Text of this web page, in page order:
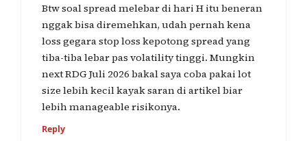
Btw soal spread melebar di hari H itu beneran
nggak bisa diremehkan, udah pernah kena
loss gegara stop loss kepotong spread yang
tiba-tiba lebar pas volatility tinggi. Mungkin
next RDG Juli 2026 bakal saya coba pakai lot
size lebih kecil kayak saran di artikel biar
lebih manageable risikonya.
Reply